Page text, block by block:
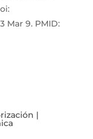
Mar 9. PMID:
|